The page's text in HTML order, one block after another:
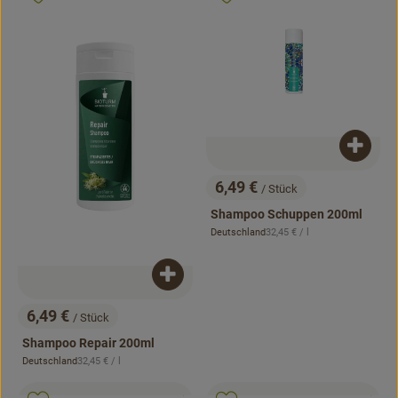
, Preis:
6,49 € / Stück
Shampoo Repair 200ml
, Herkunft:
Deutschland, Referenzpreis:
32,45 € / l
Produkt zum Warenkorb hinzufügen
, Preis:
6,49 € / Stück
Shampoo Schuppen 200ml
, Herkunft:
Deutschland, Referenzpreis:
32,45 € / l
. .